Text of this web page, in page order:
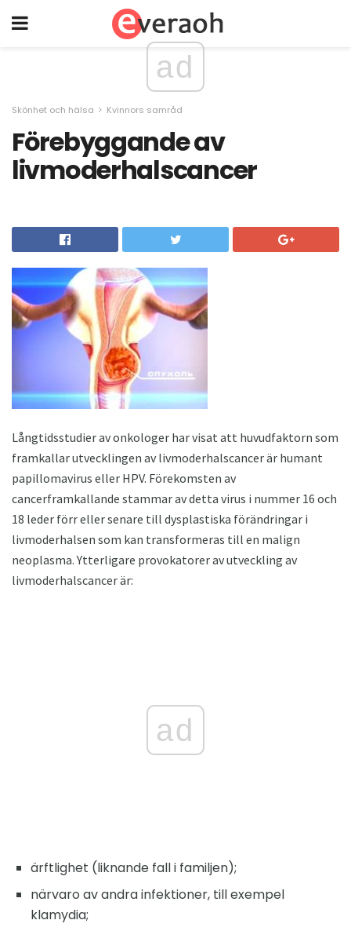
ad
Skönhet och hälsa Kvinnors samråd
Förebyggande av
livmoderhalscancer
Långtidsstudier av onkologer har visat att huvudfaktorn som
framkallar utvecklingen av livmoderhalscancer är humant
papillomavirus eller HPV. Förekomsten av
cancerframkallande stammar av detta virus i nummer 16 och
18 leder förr eller senare till dysplastiska förändringar i
livmoderhalsen som kan transformeras till en malign
neoplasma. Ytterligare provokatorer av utveckling av
livmoderhalscancer är:
ad
ärftlighet (liknande fall i familjen);
närvaro av andra infektioner, till exempel
klamydia;